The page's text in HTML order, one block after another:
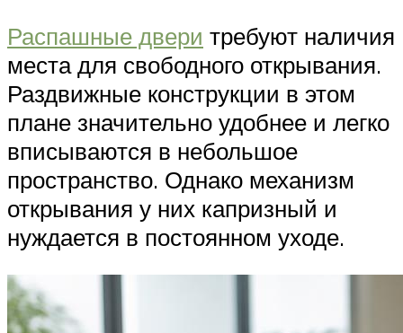
Распашные двери требуют наличия
места для свободного открывания.
Раздвижные конструкции в этом
плане значительно удобнее и легко
вписываются в небольшое
пространство. Однако механизм
открывания у них капризный и
нуждается в постоянном уходе.